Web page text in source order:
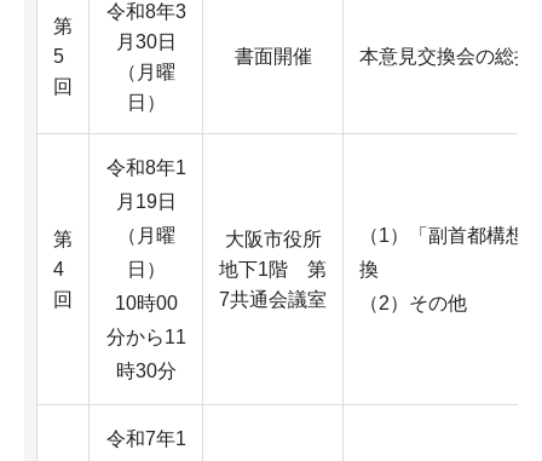
第
5
回
令和8年3
月30日
（月曜
日）
書面開催 本意見交換会の総括
第
4
回
令和8年1
月19日
（月曜
日）
10時00
分から11
時30分
大阪市役所
地下1階 第
7共通会議室
（1）「副首都構想
換
（2）その他
令和7年1